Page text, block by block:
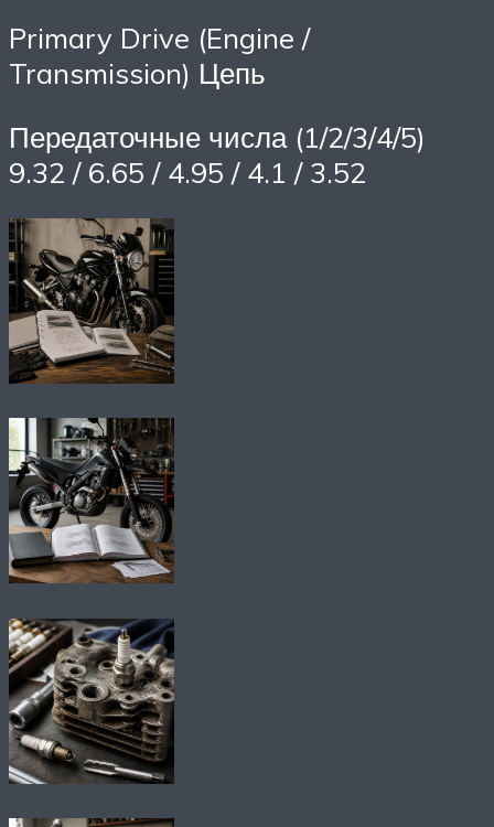
Primary Drive (Engine /
Transmission) Цепь
Передаточные числа (1/2/3/4/5)
9.32 / 6.65 / 4.95 / 4.1 / 3.52